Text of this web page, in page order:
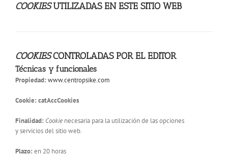
COOKIESUTILIZADAS EN ESTE SITIO WEB
COOKIESCONTROLADAS POR EL EDITOR
Técnicas y funcionales
Propiedad: www.centropsike.com
Cookie: catAccCookies
Finalidad: Cookie necesaria para la utilización de las opciones
y servicios del sitio web.
Plazo: en 20 horas